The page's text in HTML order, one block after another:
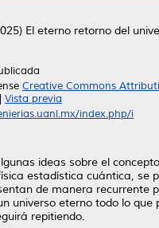
El eterno retorno del
Creative Commons
Vista previa
index.php/i
ideas sobre el
estadística cuántica, se
de manera recurrente
universo eterno todo lo
repitiendo.